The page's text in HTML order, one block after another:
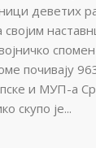
деветих
почивају
и МУП-а
скупо је...